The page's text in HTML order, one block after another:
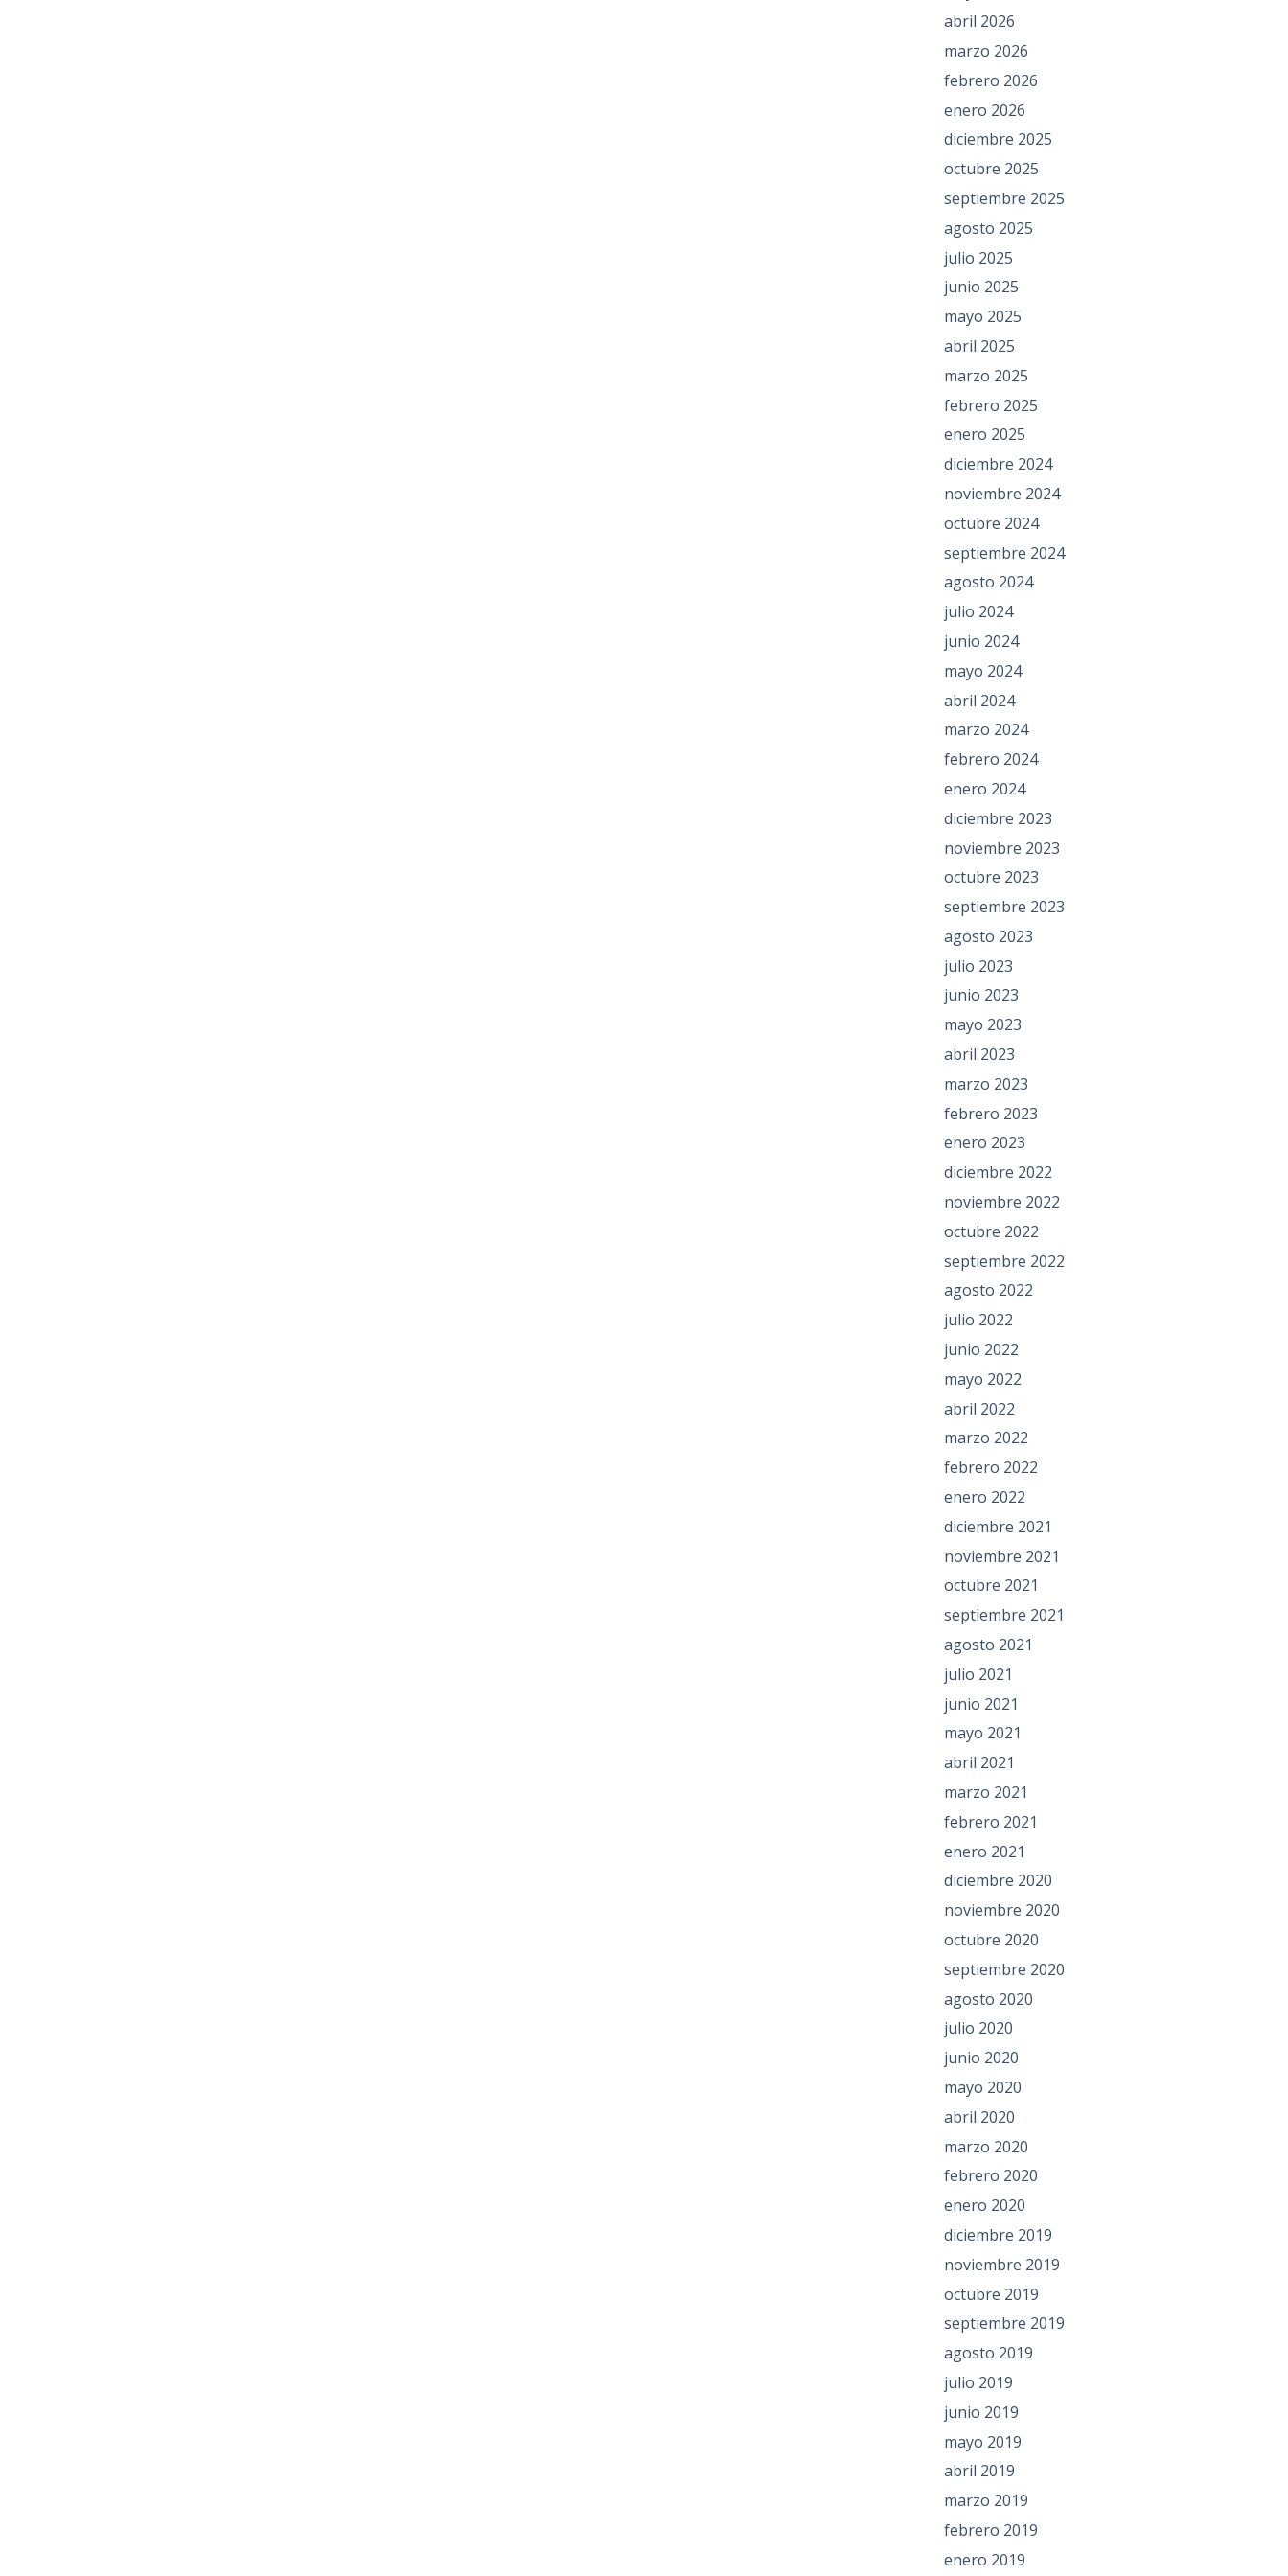
abril 2026
marzo 2026
febrero 2026
enero 2026
diciembre 2025
octubre 2025
septiembre 2025
agosto 2025
julio 2025
junio 2025
mayo 2025
abril 2025
marzo 2025
febrero 2025
enero 2025
diciembre 2024
noviembre 2024
octubre 2024
septiembre 2024
agosto 2024
julio 2024
junio 2024
mayo 2024
abril 2024
marzo 2024
febrero 2024
enero 2024
diciembre 2023
noviembre 2023
octubre 2023
septiembre 2023
agosto 2023
julio 2023
junio 2023
mayo 2023
abril 2023
marzo 2023
febrero 2023
enero 2023
diciembre 2022
noviembre 2022
octubre 2022
septiembre 2022
agosto 2022
julio 2022
junio 2022
mayo 2022
abril 2022
marzo 2022
febrero 2022
enero 2022
diciembre 2021
noviembre 2021
octubre 2021
septiembre 2021
agosto 2021
julio 2021
junio 2021
mayo 2021
abril 2021
marzo 2021
febrero 2021
enero 2021
diciembre 2020
noviembre 2020
octubre 2020
septiembre 2020
agosto 2020
julio 2020
junio 2020
mayo 2020
abril 2020
marzo 2020
febrero 2020
enero 2020
diciembre 2019
noviembre 2019
octubre 2019
septiembre 2019
agosto 2019
julio 2019
junio 2019
mayo 2019
abril 2019
marzo 2019
febrero 2019
enero 2019